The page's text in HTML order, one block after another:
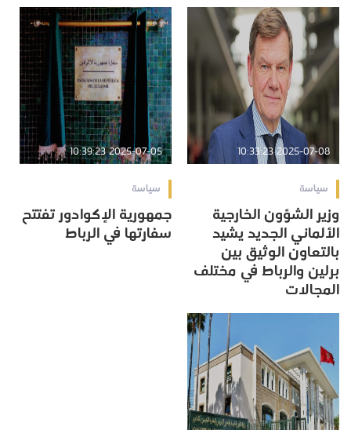
2025-07-08 10:33:23
سياسة
وزير الشؤون الخارجية
الألماني الجديد يشيد
بالتعاون الوثيق بين
برلين والرباط في مختلف
المجالات
2025-07-05 10:39:23
سياسة
جمهورية الإكوادور تفتتح
سفارتها في الرباط